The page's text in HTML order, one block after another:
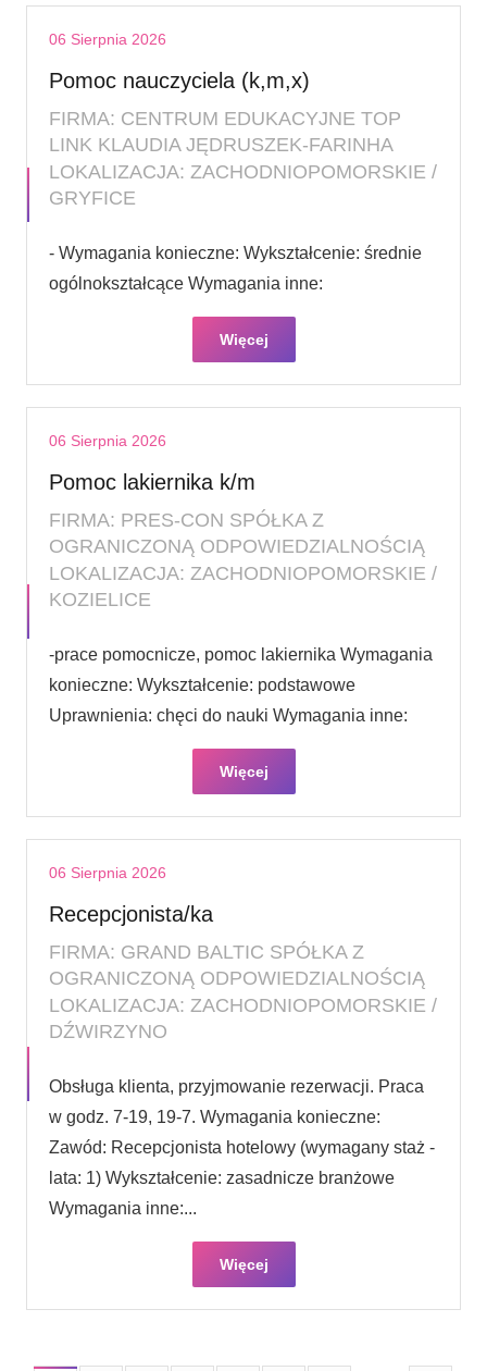
06 Sierpnia 2026
Pomoc nauczyciela (k,m,x)
FIRMA: CENTRUM EDUKACYJNE TOP
LINK KLAUDIA JĘDRUSZEK-FARINHA
LOKALIZACJA: ZACHODNIOPOMORSKIE /
GRYFICE
- Wymagania konieczne: Wykształcenie: średnie
ogólnokształcące Wymagania inne:
Więcej
06 Sierpnia 2026
Pomoc lakiernika k/m
FIRMA: PRES-CON SPÓŁKA Z
OGRANICZONĄ ODPOWIEDZIALNOŚCIĄ
LOKALIZACJA: ZACHODNIOPOMORSKIE /
KOZIELICE
-prace pomocnicze, pomoc lakiernika Wymagania
konieczne: Wykształcenie: podstawowe
Uprawnienia: chęci do nauki Wymagania inne:
Więcej
06 Sierpnia 2026
Recepcjonista/ka
FIRMA: GRAND BALTIC SPÓŁKA Z
OGRANICZONĄ ODPOWIEDZIALNOŚCIĄ
LOKALIZACJA: ZACHODNIOPOMORSKIE /
DŹWIRZYNO
Obsługa klienta, przyjmowanie rezerwacji. Praca
w godz. 7-19, 19-7. Wymagania konieczne:
Zawód: Recepcjonista hotelowy (wymagany staż -
lata: 1) Wykształcenie: zasadnicze branżowe
Wymagania inne:...
Więcej